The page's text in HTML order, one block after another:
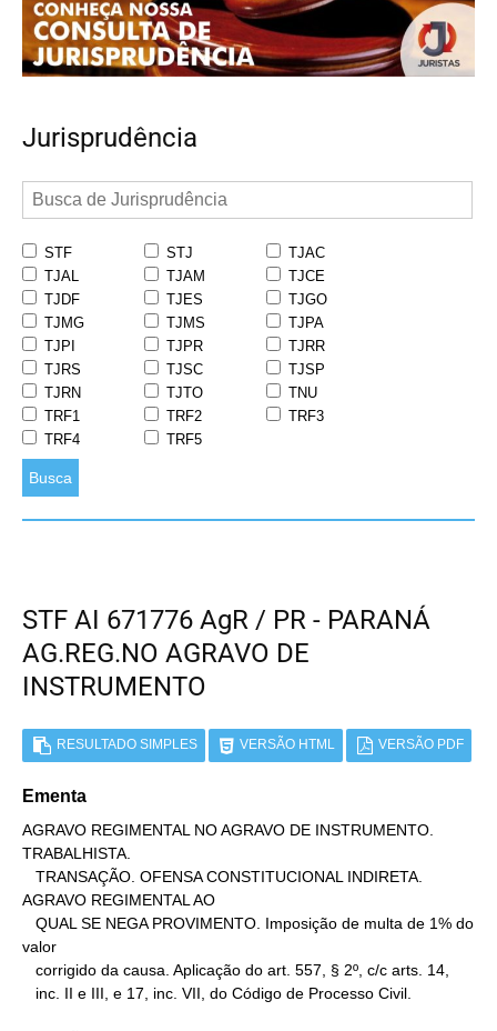
Jurisprudência
STF STJ
TJAC
TJAL
TJAM
TJCE
TJDF
TJES
TJGO
TJMG
TJMS
TJPA
TJPI
TJPR
TJRR
TJRS
TJSC
TJSP
TJRN
TJTO
TNU
TRF1
TRF2
TRF3
TRF4
TRF5
Busca
STF AI 671776 AgR / PR - PARANÁ
AG.REG.NO AGRAVO DE
INSTRUMENTO
RESULTADO SIMPLES VERSÃO HTML VERSÃO PDF
Ementa
AGRAVO REGIMENTAL NO AGRAVO DE INSTRUMENTO.
TRABALHISTA.
AGRAVO REGIMENTAL AO
valor
   inc. II e III, e 17, inc. VII, do Código de Processo Civil.